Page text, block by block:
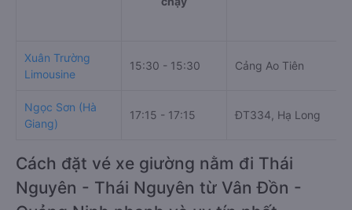
Xuân Trường
Limousine
15:30 - 15:30 Cảng Ao Tiên
Ngọc Sơn (Hà
Giang)
17:15 - 17:15 ĐT334, Hạ Long
Cách đặt vé xe giường nằm đi Thái
Nguyên - Thái Nguyên từ Vân Đồn -